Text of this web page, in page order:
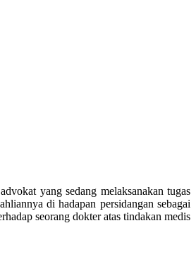
yang sedang melaksanakan tugas
di hadapan persidangan sebagai
seorang dokter atas tindakan medis